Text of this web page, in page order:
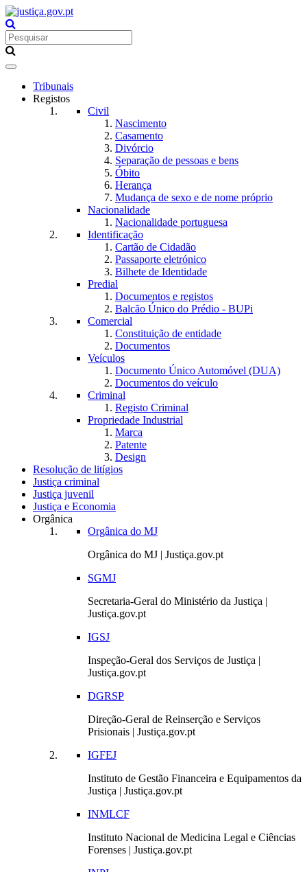
Toggle
navigationTribunais
Registos
Civil
Nascimento
Casamento
Divórcio
Separação de pessoas e bens
Óbito
Herança
Mudança de sexo e de nome próprio
Nacionalidade
Nacionalidade portuguesa
Identificação
Cartão de Cidadão
Passaporte eletrónico
Bilhete de Identidade
Predial
Documentos e registos
Balcão Único do Prédio - BUPi
Comercial
Constituição de entidade
Documentos
Veículos
Documento Único Automóvel (DUA)
Documentos do veículo
Criminal
Registo Criminal
Propriedade Industrial
Marca
Patente
Design
Resolução de litígios
Justiça criminal
Justiça juvenil
Justiça e Economia
Orgânica
Orgânica do MJ
Orgânica do MJ | Justiça.gov.pt
SGMJ
Secretaria-Geral do Ministério da Justiça |
Justiça.gov.pt
IGSJ
Inspeção-Geral dos Serviços de Justiça |
Justiça.gov.pt
DGRSP
Direção-Geral de Reinserção e Serviços
Prisionais | Justiça.gov.pt
IGFEJ
Instituto de Gestão Financeira e Equipamentos da
Justiça | Justiça.gov.pt
INMLCF
Instituto Nacional de Medicina Legal e Ciências
Forenses | Justiça.gov.pt